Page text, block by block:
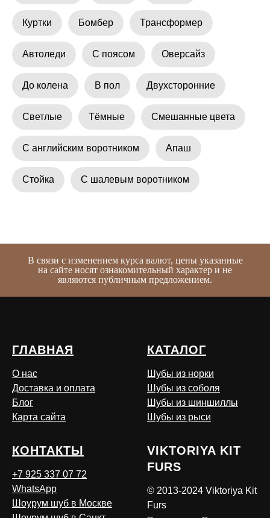
Куртки Бомбер Трансформер
Автоледи С поясом Оверсайз
До колена В пол Двухсторонние
Светлые Тёмные Смешанные цвета
С английским воротником Апаш
Стойка С шалевым воротником
В связи с изменением курса валют, цены указанные
на сайте носят ознакомительный характер и не
являются публичным предложением.
ГЛАВНАЯ
О нас
Доставка и оплата
Блог
Карта сайта
КАТАЛОГ
Шубы из норки
Шубы из соболя
Шубы из шиншиллы
Шубы из рыси
КОНТАКТЫ
+7 925 337 07 72
WhatsApp
Шоурум шуб в Москве
VIKTORIYA KIT
FURS
© 2013-2024 Viktoriya Kit
Furs